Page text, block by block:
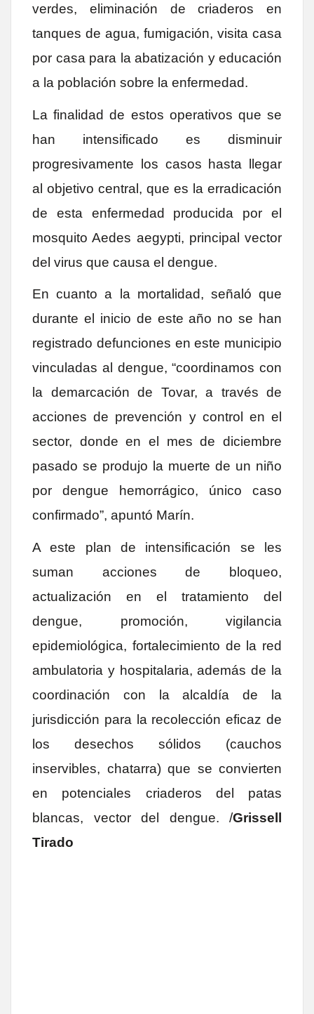
verdes, eliminación de criaderos en
tanques de agua, fumigación, visita casa
por casa para la abatización y educación
a la población sobre la enfermedad.
La finalidad de estos operativos que se
han intensificado es disminuir
progresivamente los casos hasta llegar
al objetivo central, que es la erradicación
de esta enfermedad producida por el
mosquito Aedes aegypti, principal vector
del virus que causa el dengue.
En cuanto a la mortalidad, señaló que
durante el inicio de este año no se han
registrado defunciones en este municipio
vinculadas al dengue, “coordinamos con
la demarcación de Tovar, a través de
acciones de prevención y control en el
sector, donde en el mes de diciembre
pasado se produjo la muerte de un niño
por dengue hemorrágico, único caso
confirmado”, apuntó Marín.
A este plan de intensificación se les
suman acciones de bloqueo,
actualización en el tratamiento del
dengue, promoción, vigilancia
epidemiológica, fortalecimiento de la red
ambulatoria y hospitalaria, además de la
coordinación con la alcaldía de la
jurisdicción para la recolección eficaz de
los desechos sólidos (cauchos
inservibles, chatarra) que se convierten
en potenciales criaderos del patas
blancas, vector del dengue. /Grissell
Tirado